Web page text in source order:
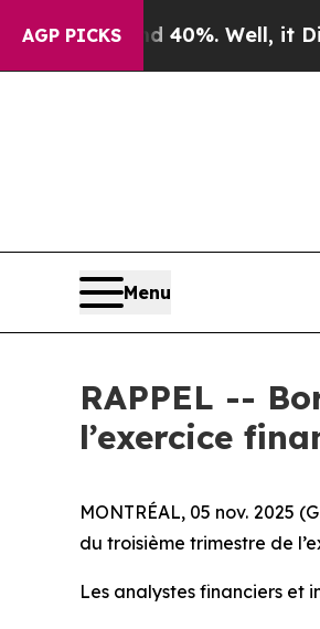
AGP PICKS40%. Well, it Didn’t As
Menu
RAPPEL --
l’exercice
MONTRÉAL, 05 nov. 2025
du troisième trimestre de
Les analystes financiers et